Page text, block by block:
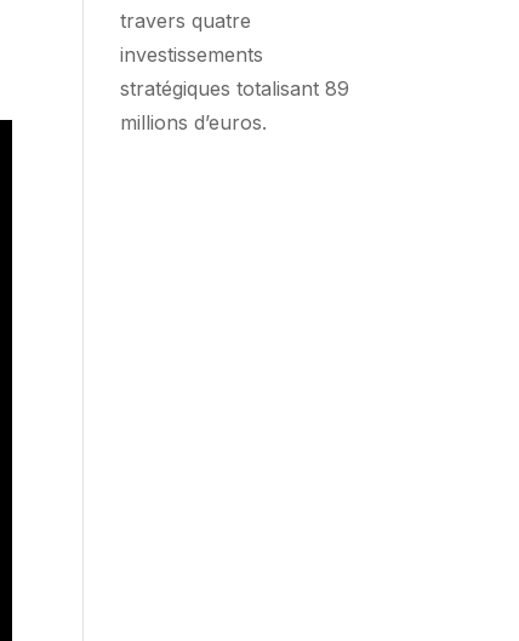
travers quatre
investissements
stratégiques totalisant 89
millions d’euros.